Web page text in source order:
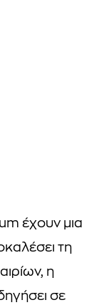
έχουν μια
τη
η
σε